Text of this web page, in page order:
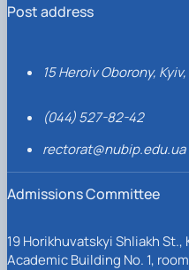
Post address
15 Heroiv Oborony,
(044) 527-82-42
rectorat@nubip.edu.ua
Admissions Committee
19 Horikhuvatskyi Shliakh St.,
Academic Building No. 1,